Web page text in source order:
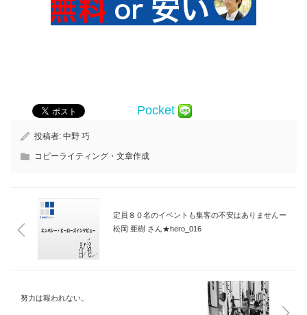
Pocket
投稿者: 中野 巧
コピーライティング・文章作成
定員８０名のイベントも集客の不安はありませんー
松岡 亜樹 さん★hero_016
努力は報われない。